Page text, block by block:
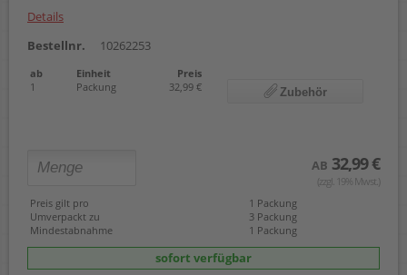
Details
Bestellnr.
10262253
ab Einheit
Preis
1
Packung 32,99 € Zubehör
AB 32,99 €
(zzgl. 19% Mwst.)
Preis gilt pro
1 Packung
Umverpackt zu
3 Packung
Mindestabnahme
1 Packung
sofort verfügbar